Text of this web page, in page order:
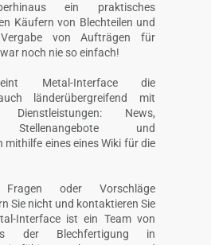
ein praktisches
Käufern von Blechteilen und
von Aufträgen für
noch nie so einfach!
Metal-Interface die
länderübergreifend mit
Dienstleistungen: News,
Stellenangebote und
mithilfe eines eines Wiki für die
oder Vorschläge
Sie nicht und kontaktieren Sie
Interface ist ein Team von
der Blechfertigung in